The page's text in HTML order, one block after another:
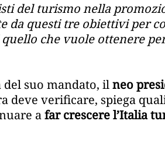
del turismo nella
da questi tre obiettivi per
che vuole ottenere
suo mandato, ilneo
deve verificare, spiega
afar crescere l’Italia